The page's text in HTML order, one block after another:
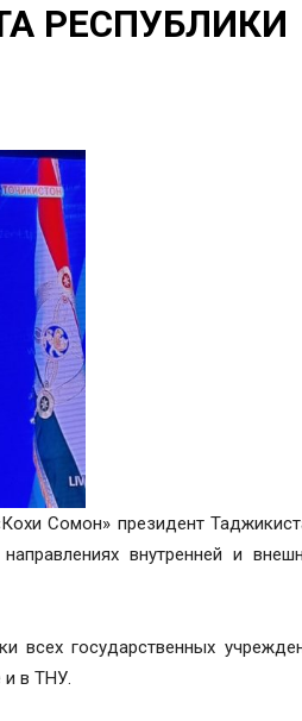
РЕСПУБЛИКИ
Сомон» президент
внутренней и
всех государственных
и в ТНУ.